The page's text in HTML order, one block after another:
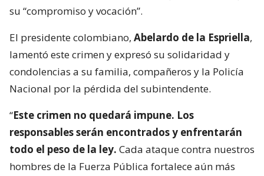
su “compromiso y vocación”.
El presidente colombiano, Abelardo de la Espriella,
lamentó este crimen y expresó su solidaridad y
condolencias a su familia, compañeros y la Policía
Nacional por la pérdida del subintendente.
“Este crimen no quedará impune. Los
responsables serán encontrados y enfrentarán
todo el peso de la ley. Cada ataque contra nuestros
hombres de la Fuerza Pública fortalece aún más